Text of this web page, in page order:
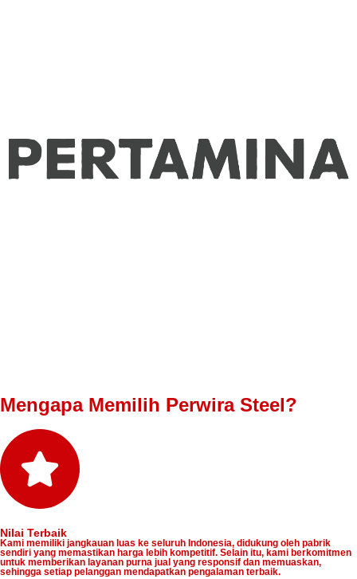
Mengapa Memilih Perwira Steel?
Nilai Terbaik
Kami memiliki jangkauan luas ke seluruh Indonesia, didukung oleh pabrik
sendiri yang memastikan harga lebih kompetitif. Selain itu, kami berkomitmen
untuk memberikan layanan purna jual yang responsif dan memuaskan,
sehingga setiap pelanggan mendapatkan pengalaman terbaik.